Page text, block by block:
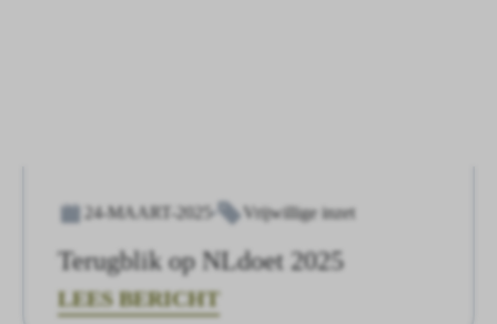
24-MAART-2025 Vrijwillige inzet
Terugblik op NLdoet 2025
LEES BERICHT